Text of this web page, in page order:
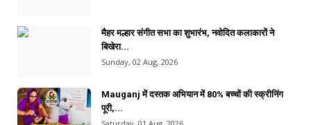
मैहर मल्हार संगीत सभा का शुभारंभ, नवोदित कलाकारों ने
बिखेरा...
Sunday, 02 Aug, 2026
Mauganj में दस्तक अभियान में 80% बच्चों की स्क्रीनिंग
पूरी,...